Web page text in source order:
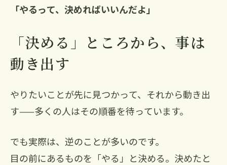
「やるって、決めればいいんだよ」
「決める」ところから、事は
動き出す
やりたいことが先に見つかって、それから動き出
す——多くの人はその順番を待っています。
でも実際は、逆のことが多いのです。
目の前にあるものを「やる」と決める。決めたと